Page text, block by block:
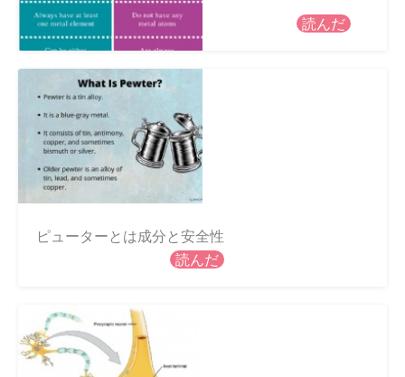
読んだ
ピューターとは成分と安全性
読んだ